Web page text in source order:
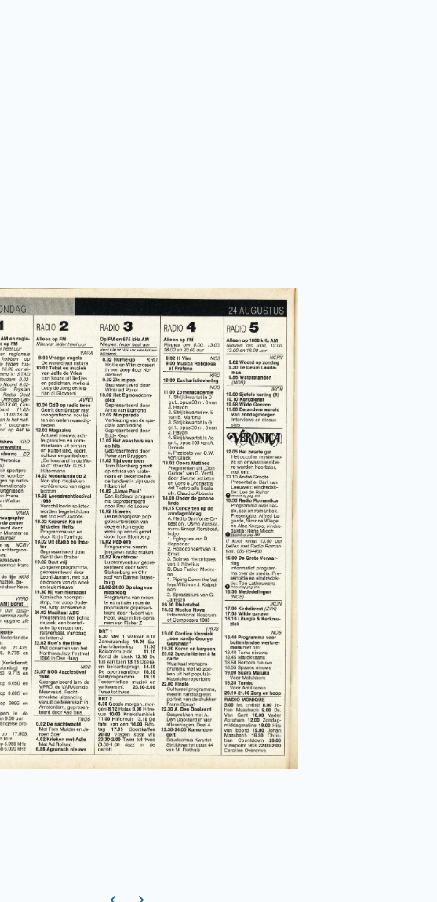
Previous carousel slide
Next carousel slide